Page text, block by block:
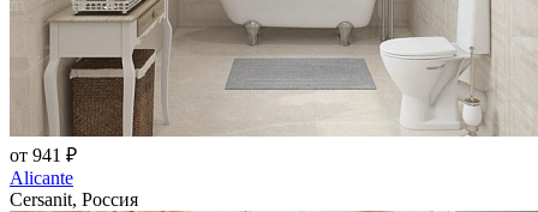
от 941 ₽
Alicante
Cersanit, Россия